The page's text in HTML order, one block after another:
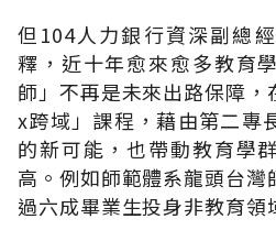
但104人力銀行資深副總
釋，近十年愈來愈多教育
師」不再是未來出路保障
x跨域」課程，藉由第二專
的新可能，也帶動教育學
高。例如師範體系龍頭台
過六成畢業生投身非教育領